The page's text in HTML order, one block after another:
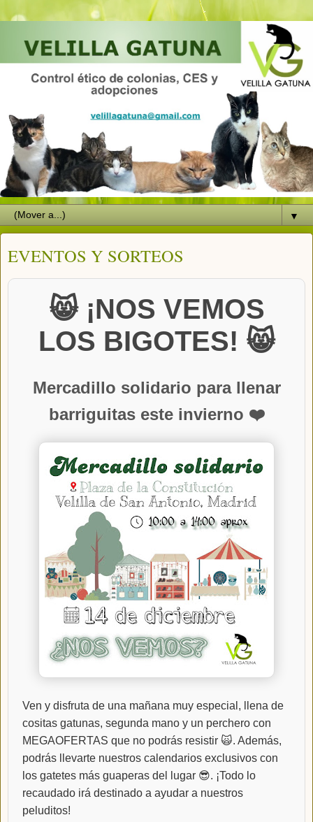
▼
EVENTOS Y SORTEOS
😸 ¡NOS VEMOS
LOS BIGOTES! 😸
Mercadillo solidario para llenar
barriguitas este invierno ❤️
Ven y disfruta de una mañana muy especial, llena de
cositas gatunas, segunda mano y un perchero con
MEGAOFERTAS que no podrás resistir 🙀. Además,
podrás llevarte nuestros calendarios exclusivos con
los gatetes más guaperas del lugar 😎. ¡Todo lo
recaudado irá destinado a ayudar a nuestros
peluditos!